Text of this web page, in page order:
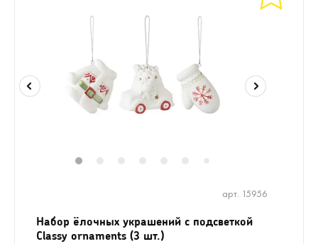
Набор ёлочных украшений с подсветкой
Classy ornaments (3 шт.)
арт. 15956